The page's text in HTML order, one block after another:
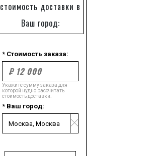
стоимость доставки в
Ваш город:
* Стоимость заказа:
Укажите сумму заказа для
которой нудно рассчитать
стоимость доставки.
* Ваш город: